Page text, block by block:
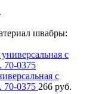
швабры:
с
70-0375 266 руб.